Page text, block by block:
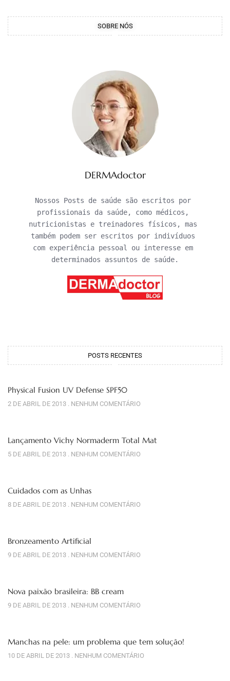
SOBRE NÓS
DERMAdoctor
Nossos Posts de saúde são escritos por
profissionais da saúde, como médicos,
nutricionistas e treinadores físicos, mas
também podem ser escritos por indivíduos
com experiência pessoal ou interesse em
determinados assuntos de saúde.
POSTS RECENTES
Physical Fusion UV Defense SPF50
2 DE ABRIL DE 2013 NENHUM COMENTÁRIO
Lançamento Vichy Normaderm Total Mat
5 DE ABRIL DE 2013 NENHUM COMENTÁRIO
Cuidados com as Unhas
8 DE ABRIL DE 2013 NENHUM COMENTÁRIO
Bronzeamento Artificial
9 DE ABRIL DE 2013 NENHUM COMENTÁRIO
Nova paixão brasileira: BB cream
9 DE ABRIL DE 2013 NENHUM COMENTÁRIO
Manchas na pele: um problema que tem solução!
10 DE ABRIL DE 2013 NENHUM COMENTÁRIO